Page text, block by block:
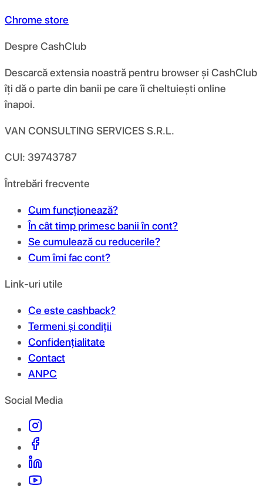
Chrome store
Despre CashClub
Descarcă extensia noastră pentru browser și CashClub
îți dă o parte din banii pe care îi cheltuiești online
înapoi.
VAN CONSULTING SERVICES S.R.L.
CUI: 39743787
Întrebări frecvente
Cum funcționează?
În cât timp primesc banii în cont?
Se cumulează cu reducerile?
Cum îmi fac cont?
Link-uri utile
Ce este cashback?
Termeni și condiții
Confidențialitate
Contact
ANPC
Social Media